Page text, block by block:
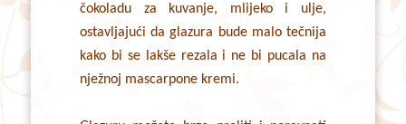
čokoladu za kuvanje, mlijeko i ulje,
ostavljajući da glazura bude malo tečnija
kako bi se lakše rezala i ne bi pucala na
nježnoj mascarpone kremi.